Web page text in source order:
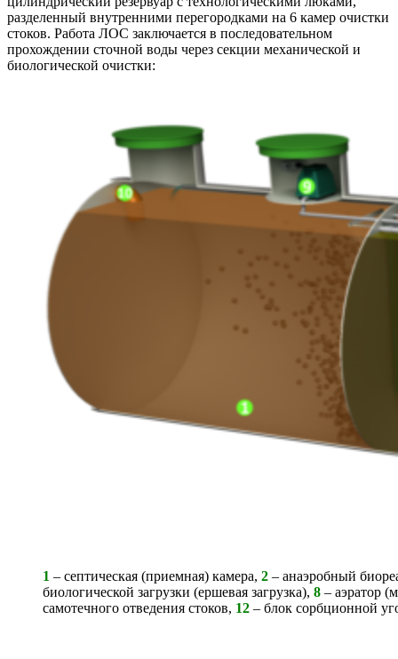
разделенный внутренними перегородками на 6 камер очистки
стоков. Работа ЛОС заключается в последовательном
прохождении сточной воды через секции механической и
биологической очистки:
1 – септическая (приемная) камера, 2 – анаэробный
биологической загрузки (ершевая загрузка), 8 – аэратор
самотечного отведения стоков, 12 – блок сорбционной